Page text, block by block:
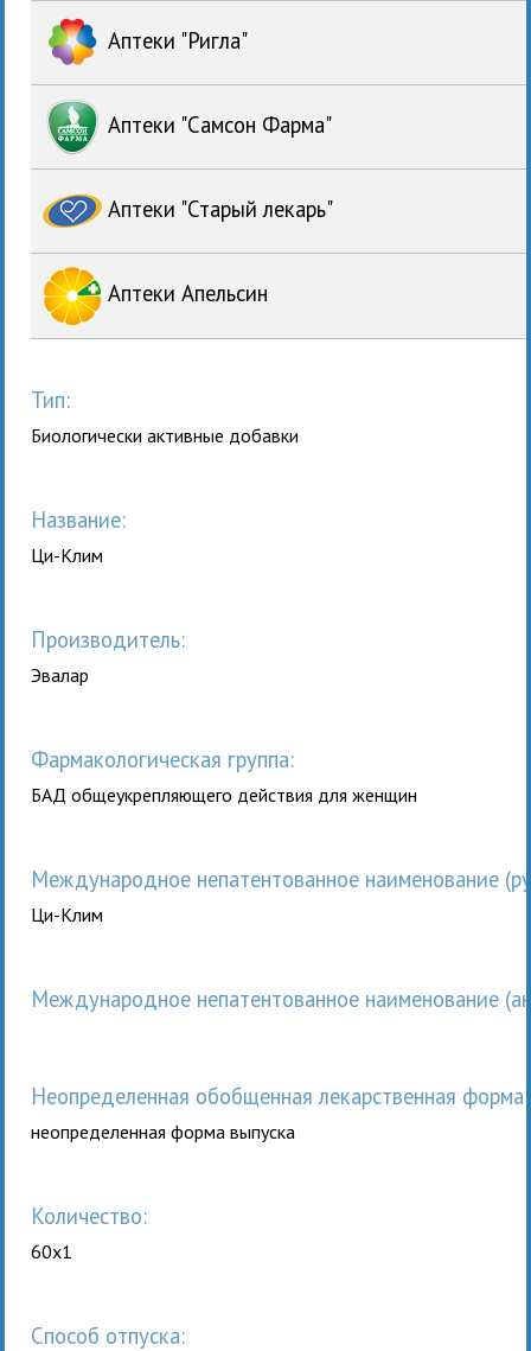
Аптеки "Ригла"
Аптеки "Самсон Фарма"
Аптеки "Старый лекарь"
Аптеки Апельсин
Тип:
Биологически активные добавки
Название:
Ци-Клим
Производитель:
Эвалар
Фармакологическая группа:
БАД общеукрепляющего действия для женщин
Международное непатентованное наименование
Ци-Клим
Международное непатентованное наименование
неопределенная обобщенная лекарственная форма
неопределенная форма выпуска
Количество:
60x1
Способ отпуска: